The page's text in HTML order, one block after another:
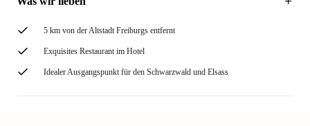
5 km von der Altstadt Freiburgs entfernt
Exquisites Restaurant im Hotel
Idealer Ausgangspunkt für den Schwarzwald und Elsass